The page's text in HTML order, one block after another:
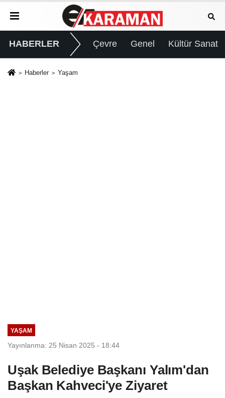
HABERLER Çevre Genel Kültür Sanat
Haberler Yaşam
YAŞAM
Yayınlanma: 25 Nisan 2025 - 18:44
Uşak Belediye Başkanı Yalım'dan
Başkan Kahveci'ye Ziyaret